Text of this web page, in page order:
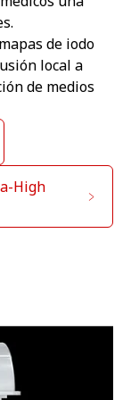
de iodo
local a
de medios
High